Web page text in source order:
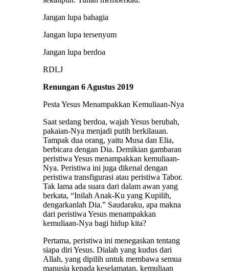
Jangan lupa bahagia
Jangan lupa tersenyum
Jangan lupa berdoa
RDLJ
Renungan 6 Agustus 2019
Pesta Yesus Menampakkan Kemuliaan-Nya
Saat sedang berdoa, wajah Yesus berubah,
pakaian-Nya menjadi putih berkilauan.
Tampak dua orang, yaitu Musa dan Elia,
berbicara dengan Dia. Demikian gambaran
peristiwa Yesus menampakkan kemuliaan-
Nya. Peristiwa ini juga dikenal dengan
peristiwa transfigurasi atau peristiwa Tabor.
Tak lama ada suara dari dalam awan yang
berkata, “Inilah Anak-Ku yang Kupilih,
dengarkanlah Dia.” Saudaraku, apa makna
dari peristiwa Yesus menampakkan
kemuliaan-Nya bagi hidup kita?
Pertama, peristiwa ini menegaskan tentang
siapa diri Yesus. Dialah yang kudus dari
Allah, yang dipilih untuk membawa semua
manusia kepada keselamatan, kemuliaan